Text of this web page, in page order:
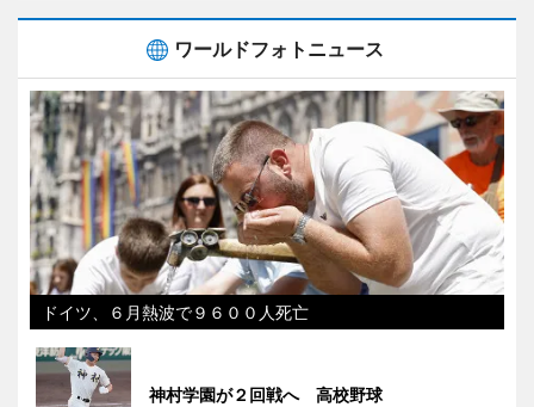
ワールドフォトニュース
ドイツ、６月熱波で９６００人死亡
神村学園が２回戦へ 高校野球